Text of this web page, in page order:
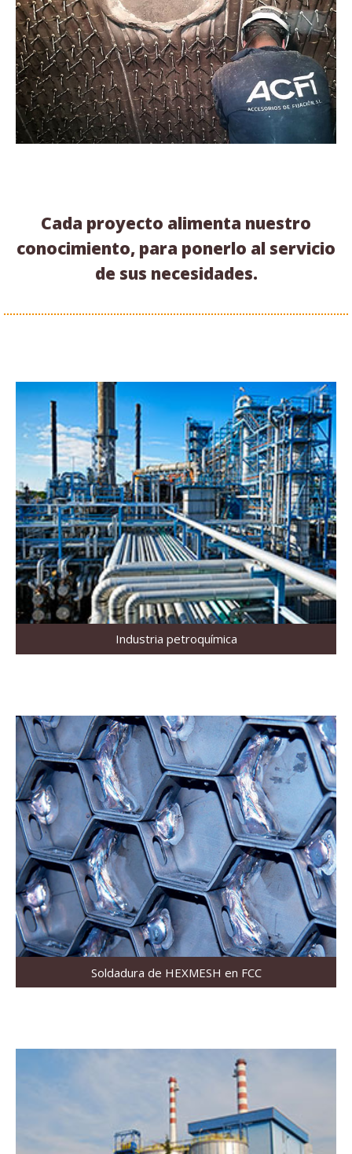
Cada proyecto alimenta nuestro
conocimiento, para ponerlo al servicio
de sus necesidades.
Industria petroquímica
Soldadura de HEXMESH en FCC